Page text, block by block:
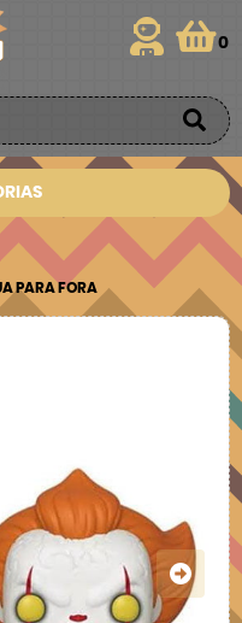
0
PARA FORA